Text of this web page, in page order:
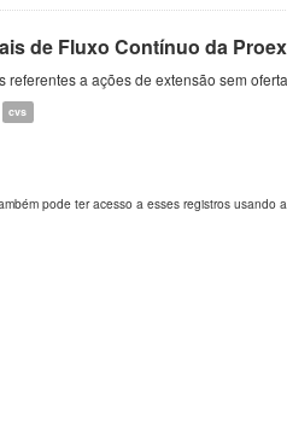
de Fluxo Contínuo da Proex
referentes a ações de extensão sem
cvs
pode ter acesso a esses registros usando a